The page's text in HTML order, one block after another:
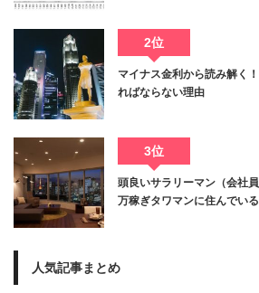
2位
マイナス金利から読み解く
ればならない理由
3位
頭良いサラリーマン（会社
万稼ぎタワマンに住んでい
人気記事まとめ